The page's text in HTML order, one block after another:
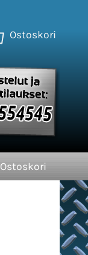
Ostoskori
Ostoskori